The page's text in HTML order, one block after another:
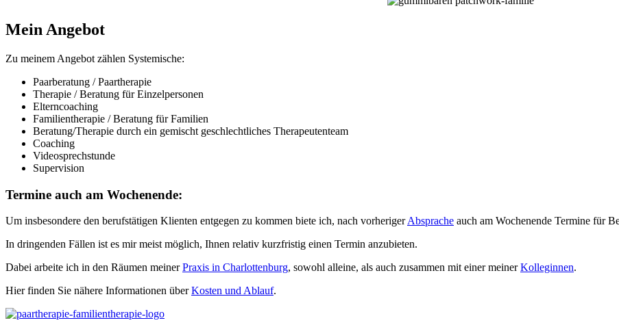
Mein Angebot
Zu meinem Angebot zählen Systemische:
Paarberatung / Paartherapie
Therapie / Beratung für Einzelpersonen
Elterncoaching
Familientherapie / Beratung für Familien
Beratung/Therapie durch ein gemischt geschlechtliches Therapeutenteam
Coaching
Videosprechstunde
Supervision
Termine auch am Wochenende:
Um insbesondere den berufstätigen Klienten entgegen zu kommen biete ich, nach vorherigerAbsprache auch am Wochenende Termine für
In dringenden Fällen ist es mir meist möglich, Ihnen relativ kurzfristig einen Termin anzubieten.
Dabei arbeite ich in den Räumen meinerPraxis in Charlottenburg, sowohl alleine, als auch zusammen mit einer meinerKolleginnen.
Hier finden Sie nähere Informationen überKosten und Ablauf.